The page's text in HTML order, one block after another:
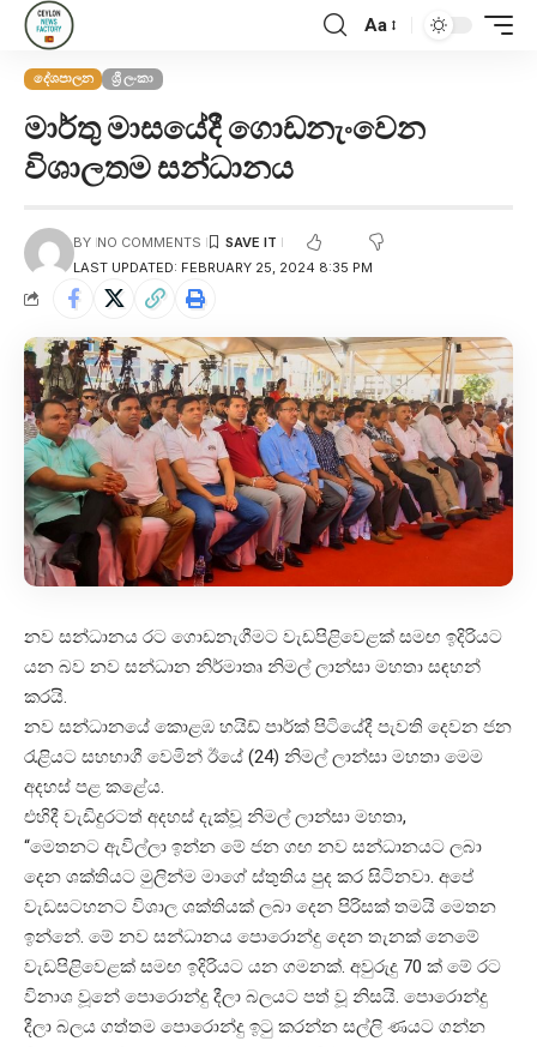
Aa
දේශපාලන ශ්‍රී ලංකා
මාර්තු මාසයේදී ගොඩනැංවෙන
විශාලතම සන්ධානය
LAST UPDATED: FEBRUARY 25, 2024 8:35 PM
BY NO COMMENTS
නව සන්ධානය රට ගොඩනැගීමට වැඩපිළිවෙළක් සමඟ ඉදිරියට
යන බව නව සන්ධාන නිර්මාතෘ නිමල් ලාන්සා මහතා සඳහන්
කරයි.
නව සන්ධානයේ කොළඹ හයිඩ් පාර්ක් පිටියේදී පැවති දෙවන ජන
රැළියට සහභාගී වෙමින් ඊයේ (24) නිමල් ලාන්සා මහතා මෙම
අදහස් පළ කළේය.
එහිදී වැඩිදුරටත් අදහස් දැක්වූ නිමල් ලාන්සා මහතා,
“මෙතනට ඇවිල්ලා ඉන්න මේ ජන ගඟ නව සන්ධානයට ලබා
දෙන ශක්තියට මුලින්ම මාගේ ස්තුතිය පුද කර සිටිනවා. අපේ
වැඩසටහනට විශාල ශක්තියක් ලබා දෙන පිරිසක් තමයි මෙතන
ඉන්නේ. මේ නව සන්ධානය පොරොන්දු දෙන තැනක් නෙමේ
වැඩපිළිවෙළක් සමඟ ඉදිරියට යන ගමනක්. අවුරුදු 70 ක් මේ රට
විනාශ වූනේ පොරොන්දු දීලා බලයට පත් වූ නිසයි. පොරොන්දු
දීලා බලය ගත්තම පොරොන්දු ඉටු කරන්න සල්ලි ණයට ගන්න